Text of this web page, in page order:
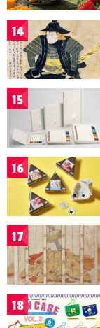
14
15
16
17
18